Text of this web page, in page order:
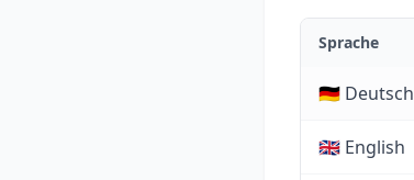
Sprache
🇩🇪 Deutsch
🇬🇧 English